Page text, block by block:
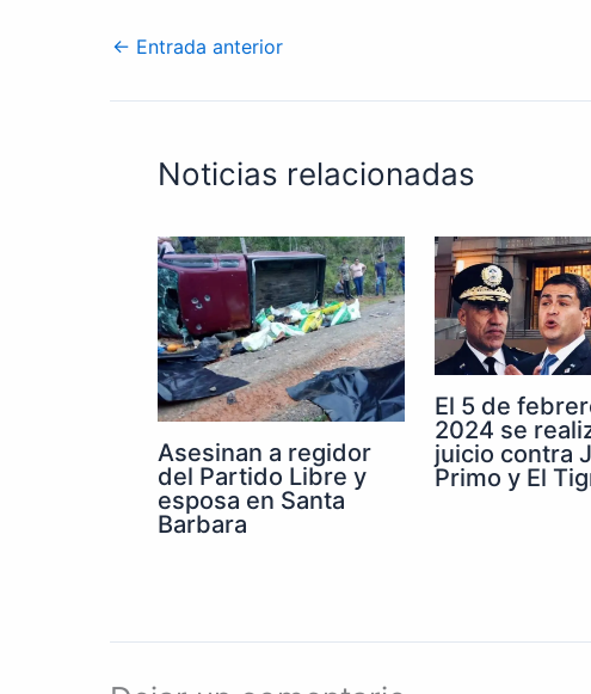
← Entrada anterior
Noticias relacionadas
Asesinan a regidor
del Partido Libre y
esposa en Santa
Barbara
El 5 de
2024 se
juicio contra
Primo y El